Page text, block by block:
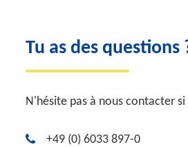
Tu as des questions
N'hésite pas à nous contacter
+49 (0) 6033 897-0